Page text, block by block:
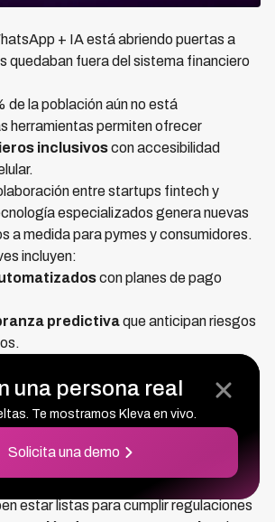
+ IA está abriendo puertas a
quedaban fuera del sistema financiero
de la población aún no está
herramientas permiten ofrecer
inclusivoscon accesibilidad
entre startups fintech y
especializados genera nuevas
a medida para pymes y consumidores.
incluyen:
con planes de pago
predictivaque anticipan riesgos
que se adaptan a distintas
empresariales.
un entorno regulatorio y
de estas tecnologías trae consigo el
un marco legal complejo y cambiante.
estar listas para cumplir regulaciones
una persona real
Te mostramos Kleva en vivo.
Solicita una demo